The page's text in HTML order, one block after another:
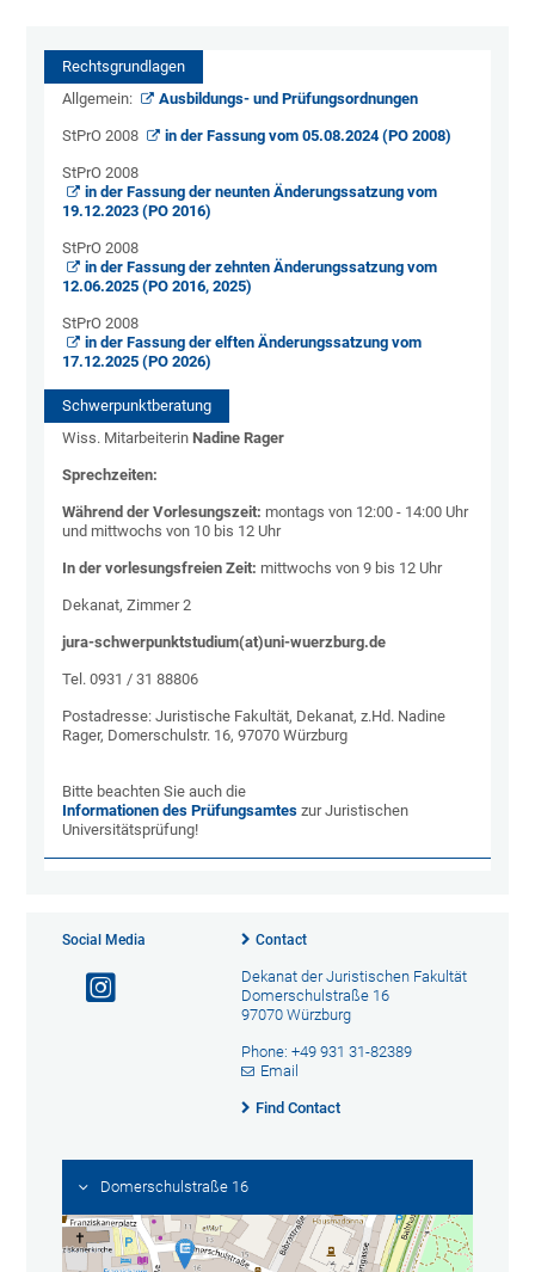
Rechtsgrundlagen
Allgemein:
Ausbildungs- und Prüfungsordnungen
StPrO 2008 in der Fassung vom 05.08.2024 (PO 2008)
StPrO 2008
in der Fassung der neunten Änderungssatzung vom
19.12.2023 (PO 2016)
StPrO 2008
in der Fassung der zehnten Änderungssatzung vom
12.06.2025 (PO 2016, 2025)
StPrO 2008
in der Fassung der elften Änderungssatzung vom
17.12.2025 (PO 2026)
Schwerpunktberatung
Wiss. MitarbeiterinNadine Rager
Sprechzeiten:
Während der Vorlesungszeit: montags von 12:00 - 14:00 Uhr
und mittwochs von 10 bis 12 Uhr
In der vorlesungsfreien Zeit: mittwochs von 9 bis 12 Uhr
Dekanat, Zimmer 2
jura-schwerpunktstudium(at)uni-wuerzburg.de
Tel. 0931 / 31 88806
Postadresse: Juristische Fakultät, Dekanat, z.Hd. Nadine
Rager, Domerschulstr. 16, 97070 Würzburg
Bitte beachten Sie auch die
Informationen des Prüfungsamtes zur Juristischen
Universitätsprüfung!
Social Media Contact
Dekanat der Juristischen Fakultät
Domerschulstraße 16
97070 Würzburg
Phone: +49 931 31-82389
Email
Find Contact
Domerschulstraße 16